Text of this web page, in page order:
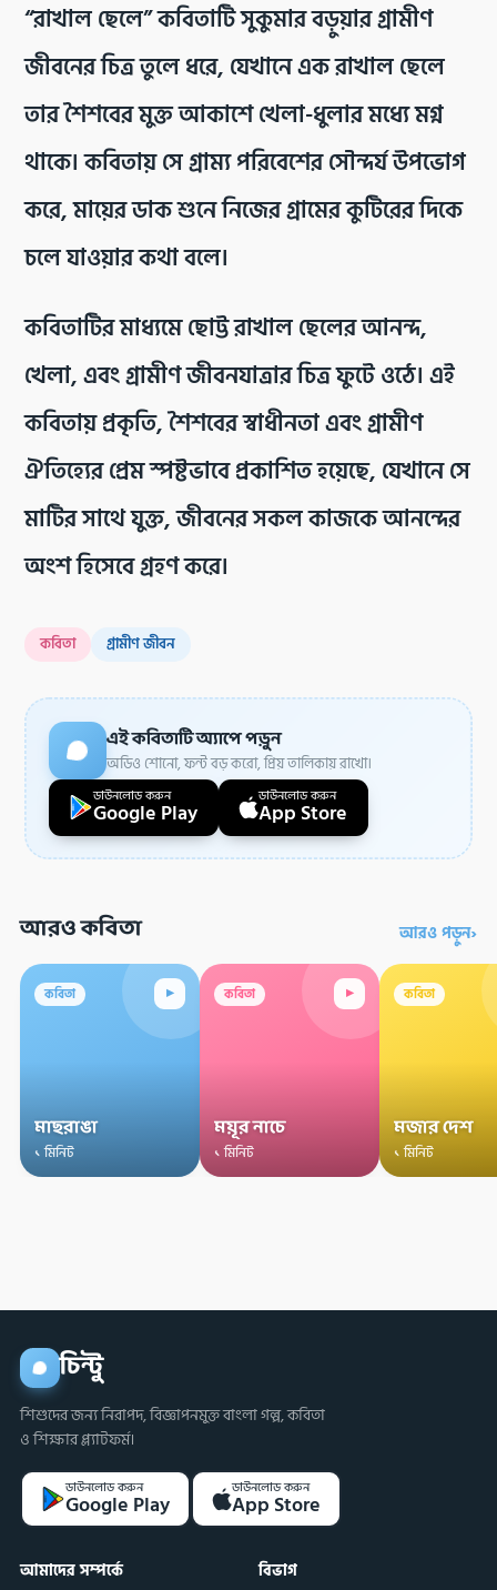
“রাখাল ছেলে” কবিতাটি সুকুমার বড়ুয়ার গ্রামীণ
জীবনের চিত্র তুলে ধরে, যেখানে এক রাখাল ছেলে
তার শৈশবের মুক্ত আকাশে খেলা-ধুলার মধ্যে মগ্ন
থাকে। কবিতায় সে গ্রাম্য পরিবেশের সৌন্দর্য উপভোগ
করে, মায়ের ডাক শুনে নিজের গ্রামের কুটিরের দিকে
চলে যাওয়ার কথা বলে।
কবিতাটির মাধ্যমে ছোট্ট রাখাল ছেলের আনন্দ,
খেলা, এবং গ্রামীণ জীবনযাত্রার চিত্র ফুটে ওঠে। এই
কবিতায় প্রকৃতি, শৈশবের স্বাধীনতা এবং গ্রামীণ
ঐতিহ্যের প্রেম স্পষ্টভাবে প্রকাশিত হয়েছে, যেখানে সে
মাটির সাথে যুক্ত, জীবনের সকল কাজকে আনন্দের
অংশ হিসেবে গ্রহণ করে।
কবিতা গ্রামীণ জীবন
এই কবিতাটি অ্যাপে পড়ুন
অডিও শোনো, ফন্ট বড় করো, প্রিয় তালিকায় রাখো।
ডাউনলোড করুন
Google Play
ডাউনলোড করুন
App Store
আরও কবিতা আরও পড়ুন›
কবিতা ▸
মাছরাঙা
১ মিনিট
কবিতা ▸
ময়ূর নাচে
১ মিনিট
কবিতা
মজার দেশ
১ মিনিট
চিন্টু
শিশুদের জন্য নিরাপদ, বিজ্ঞাপনমুক্ত বাংলা গল্প, কবিতা
ও শিক্ষার প্ল্যাটফর্ম।
ডাউনলোড করুন
Google Play
ডাউনলোড করুন
App Store
আমাদের সম্পর্কে বিভাগ